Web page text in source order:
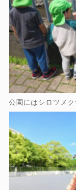
公園にはシロツメ